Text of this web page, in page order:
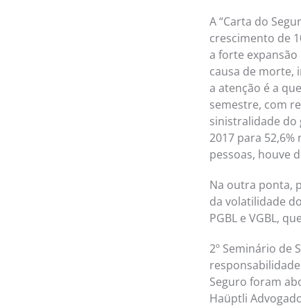
A “Carta do
crescimento de
a forte
causa de morte,
a atenção é a
semestre, com
sinistralidade do
2017 para
pessoas, houve
Na outra ponta,
da volatilidade
PGBL e VGBL,
2º Seminário de
Seguro foram
Haüptli